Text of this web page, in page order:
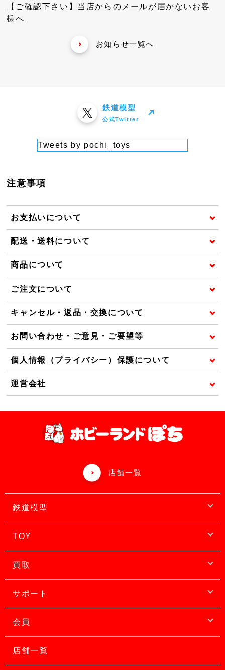
【ご確認下さい】当店からのメールが届かないお客
様へ
お知らせ一覧へ
鉄道模型
公式Twitter
Tweets by pochi_toys
注意事項
お支払いについて
配送・送料について
商品について
ご注文について
キャンセル・返品・交換について
お問い合わせ・ご意見・ご要望等
個人情報（プライバシー）保護について
運営会社
店舗一覧
鉄道模型
TOY
買取
サポート
会員
店舗一覧